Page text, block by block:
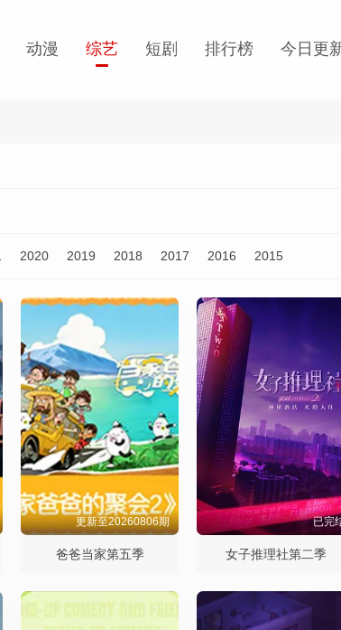
动漫 综艺 短剧 排行榜 今日更
2020 2019 2018 2017 2016 2015
更新至20260806期
爸爸当家第五季
已完
女子推理社第二季